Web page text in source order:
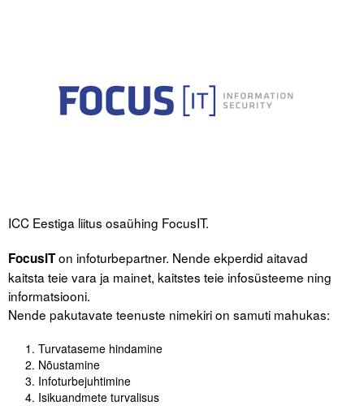
Publikatsioonid
Digiraamatukogu
Juhendid ja väljaanded
Videod
Kontakt
ICC Eestiga liitus osaühing FocusIT.
FocusITon infoturbepartner. Nende ekperdid aitavad
kaitsta teie vara ja mainet, kaitstes teie infosüsteeme ning
informatsiooni.
Nende pakutavate teenuste nimekiri on samuti mahukas:
Turvataseme hindamine
Nõustamine
Infoturbejuhtimine
Isikuandmete turvalisus